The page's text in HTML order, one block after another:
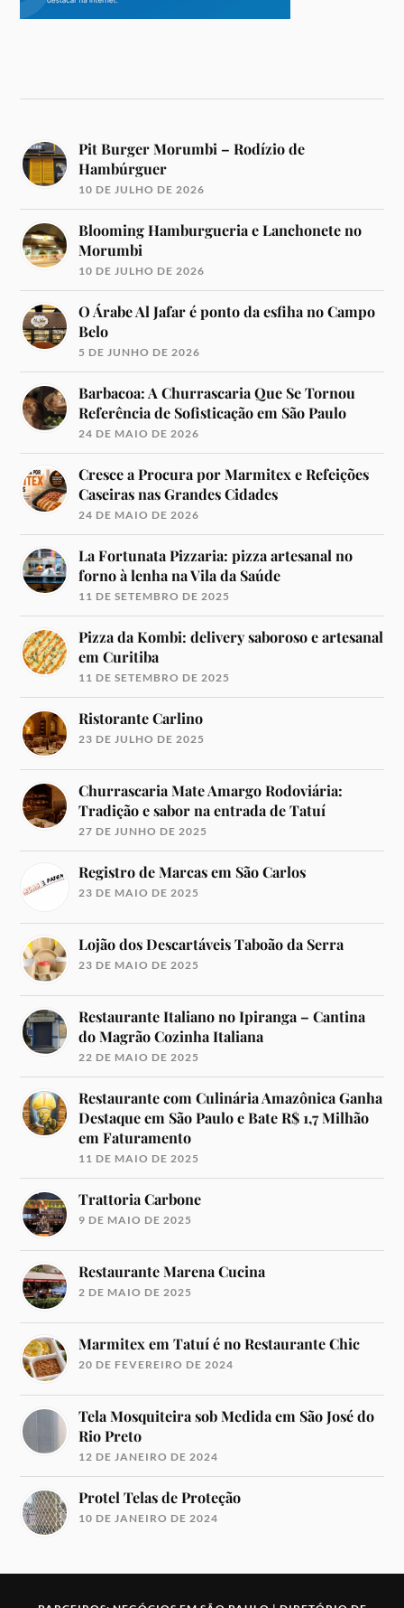
Pit Burger Morumbi – Rodízio de
Hambúrguer
10 DE JULHO DE 2026
Blooming Hamburgueria e Lanchonete no
Morumbi
10 DE JULHO DE 2026
O Árabe Al Jafar é ponto da esfiha no Campo
Belo
5 DE JUNHO DE 2026
Barbacoa: A Churrascaria Que Se Tornou
Referência de Sofisticação em São Paulo
24 DE MAIO DE 2026
Cresce a Procura por Marmitex e Refeições
Caseiras nas Grandes Cidades
24 DE MAIO DE 2026
La Fortunata Pizzaria: pizza artesanal no
forno à lenha na Vila da Saúde
11 DE SETEMBRO DE 2025
Pizza da Kombi: delivery saboroso e artesanal
em Curitiba
11 DE SETEMBRO DE 2025
Ristorante Carlino
23 DE JULHO DE 2025
Churrascaria Mate Amargo Rodoviária:
Tradição e sabor na entrada de Tatuí
27 DE JUNHO DE 2025
Registro de Marcas em São Carlos
23 DE MAIO DE 2025
Lojão dos Descartáveis Taboão da Serra
23 DE MAIO DE 2025
Restaurante Italiano no Ipiranga – Cantina
do Magrão Cozinha Italiana
22 DE MAIO DE 2025
Restaurante com Culinária Amazônica Ganha
Destaque em São Paulo e Bate R$ 1,7 Milhão
em Faturamento
11 DE MAIO DE 2025
Trattoria Carbone
9 DE MAIO DE 2025
Restaurante Marena Cucina
2 DE MAIO DE 2025
Marmitex em Tatuí é no Restaurante Chic
20 DE FEVEREIRO DE 2024
Tela Mosquiteira sob Medida em São José do
Rio Preto
12 DE JANEIRO DE 2024
Protel Telas de Proteção
10 DE JANEIRO DE 2024